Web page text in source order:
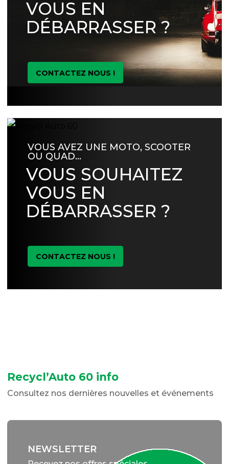
VOUS EN
DÉBARRASSER ?
CONTACTEZ NOUS !
VOUS AVEZ UNE MOTO, SCOOTER
OU QUAD…
VOUS SOUHAITEZ
VOUS EN
DÉBARRASSER ?
CONTACTEZ NOUS !
Recycl’Auto 60 info
Consultez nos dernières nouvelles et événements
NEWSLETTER